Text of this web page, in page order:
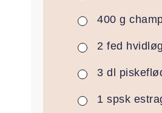
▢
400 g
▢
2 fed hvidløg
▢
3 dl
▢1 spsk